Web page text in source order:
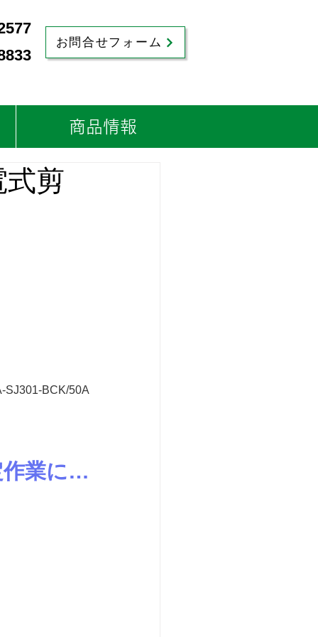
お問合せフォーム
商品情報
剪
SJ301-BCK/50A
作業に…